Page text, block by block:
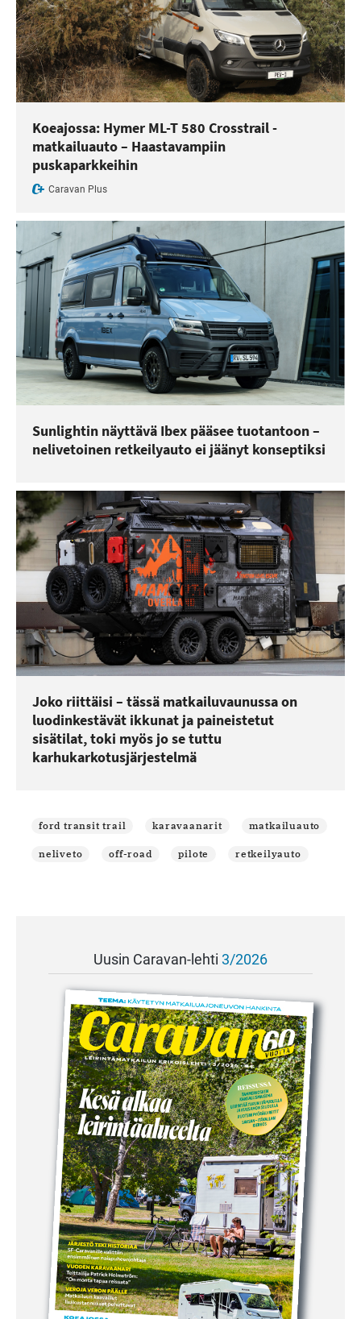
Koeajossa: Hymer ML-T 580 Crosstrail -
matkailuauto – Haastavampiin
puskaparkkeihin
Caravan Plus
Sunlightin näyttävä Ibex pääsee tuotantoon –
nelivetoinen retkeilyauto ei jäänyt konseptiksi
Joko riittäisi – tässä matkailuvaunussa on
luodinkestävät ikkunat ja paineistetut
sisätilat, toki myös jo se tuttu
karhukarkotusjärjestelmä
ford transit trail karavaanarit matkailuauto
neliveto off-road pilote retkeilyauto
Uusin Caravan-lehti 3/2026